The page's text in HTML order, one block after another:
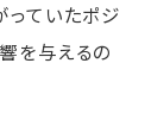
っていたポジ
を与えるの